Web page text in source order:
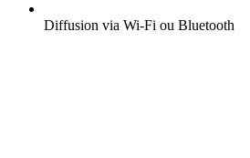
Diffusion via Wi-Fi ou Bluetooth